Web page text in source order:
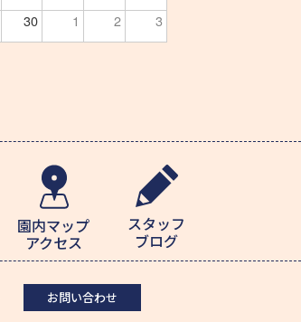
30 1 2 3
園内マップ
アクセス
スタッフ
ブログ
お問い合わせ